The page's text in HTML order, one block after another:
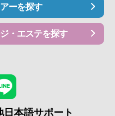
ーを探す
・エステを探す
本語サポート